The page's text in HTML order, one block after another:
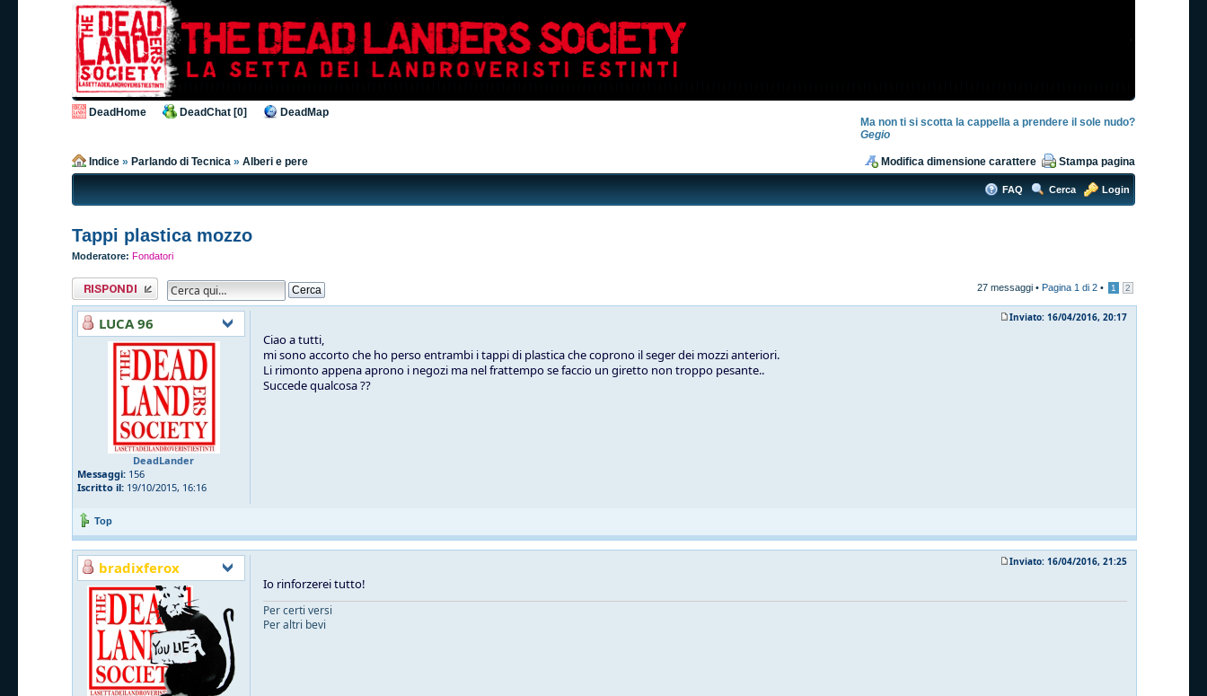
DeadHome DeadChat [0] DeadMap
Ma non ti si scotta la cappella a prendere il sole nudo?
Gegio
Indice » Parlando di Tecnica » Alberi e pere Modifica dimensione carattere Stampa pagina
FAQ Cerca Login
Tappi plastica mozzo
Moderatore: Fondatori
Rispondi al
messaggio
27 messaggi • Pagina 1 di 2 • 1 2
LUCA 96
DeadLander
Messaggi: 156
Iscritto il: 19/10/2015, 16:16
Inviato: 16/04/2016, 20:17
Ciao a tutti,
mi sono accorto che ho perso entrambi i tappi di plastica che coprono il seger dei mozzi anteriori.
Li rimonto appena aprono i negozi ma nel frattempo se faccio un giretto non troppo pesante..
Succede qualcosa ??
Top
bradixferox Inviato: 16/04/2016, 21:25
Io rinforzerei tutto!
Per certi versi
Per altri bevi